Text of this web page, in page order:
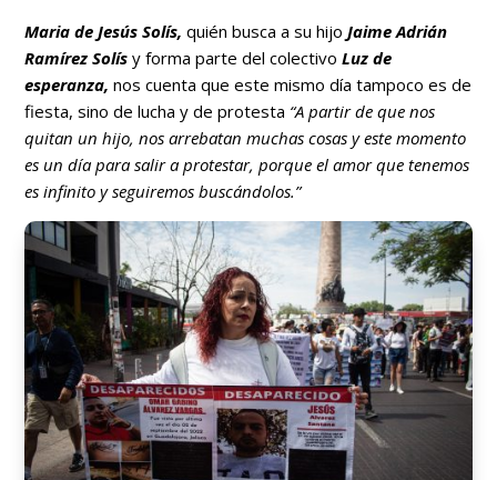
Maria de Jesús Solís,quién busca a su hijoJaime Adrián
Ramírez Solísy forma parte del colectivoLuz de
esperanza,nos cuenta que este mismo día tampoco es de
fiesta, sino de lucha y de protesta “A partir de que nos
quitan un hijo, nos arrebatan muchas cosas y este momento
es un día para salir a protestar, porque el amor que tenemos
es infinito y seguiremos buscándolos.”